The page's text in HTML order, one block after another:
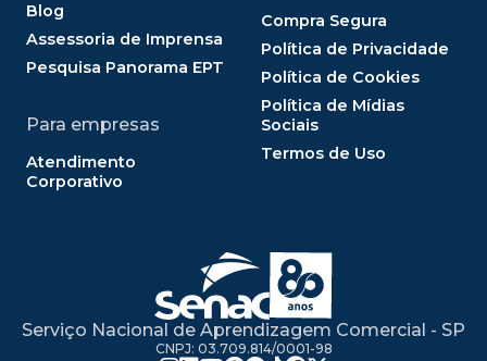
Blog
Assessoria de Imprensa
Pesquisa Panorama EPT
Para empresas
Atendimento
Corporativo
Compra Segura
Política de Privacidade
Política de Cookies
Política de Mídias
Sociais
Termos de Uso
Serviço Nacional de Aprendizagem Comercial - SP
CNPJ: 03.709.814/0001-98